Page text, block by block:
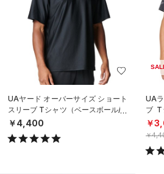
UAヤード オーバーサイズ ショート
スリーブ Tシャツ（ベースボール/M
EN）
￥4,400
UA
ブ T
N）
￥
￥